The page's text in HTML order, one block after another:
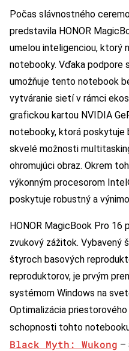
Počas slávnostného
predstavila HONOR
umelou inteligenciou, ktorý
notebooky. Vďaka podpore
umožňuje tento notebook
vytváranie sietí v rámci
grafickou kartou NVIDIA
notebooky, ktorá poskytuje
skvelé možnosti
ohromujúci obraz. Okrem
výkonným procesorom
poskytuje robustný a
HONOR MagicBook Pro 16
zvukový zážitok. Vybavený
štyroch basových
reproduktorov, je prvým
systémom Windows na
Optimalizácia
schopnosti tohto
Black Myth: Wukong –